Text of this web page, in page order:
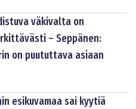
väkivalta on
– Seppänen:
on puututtava asiaan
esikuvamaa sai kyytiä